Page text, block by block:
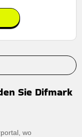
Sie Difmark
wo